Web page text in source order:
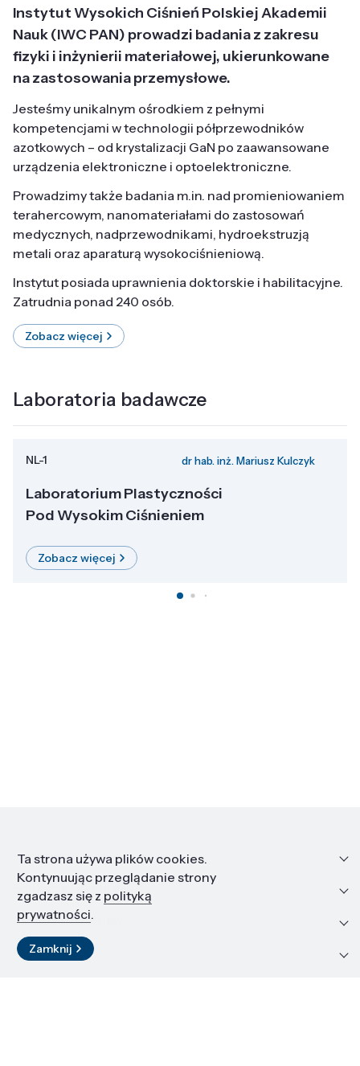
Instytut Wysokich Ciśnień Polskiej Akademii
Nauk (IWC PAN) prowadzi badania z zakresu
fizyki i inżynierii materiałowej, ukierunkowane
na zastosowania przemysłowe.
Jesteśmy unikalnym ośrodkiem z pełnymi
kompetencjami w technologii półprzewodników
azotkowych – od krystalizacji GaN po zaawansowane
urządzenia elektroniczne i optoelektroniczne.
Prowadzimy także badania m.in. nad promieniowaniem
terahercowym, nanomateriałami do zastosowań
medycznych, nadprzewodnikami, hydroekstruzją
metali oraz aparaturą wysokociśnieniową.
Instytut posiada uprawnienia doktorskie i habilitacyjne.
Zatrudnia ponad 240 osób.
Zobacz więcej
Laboratoria badawcze
NL-1 dr hab. inż. Mariusz Kulczyk
Laboratorium Plastyczności
Pod Wysokim Ciśnieniem
Zobacz więcej
Informacje
Edukacja i kariera
Zasoby i materiały
Kontakt
Ta strona używa plików cookies.
Kontynuując przeglądanie strony
zgadzasz się z polityką
prywatności.
Zamknij